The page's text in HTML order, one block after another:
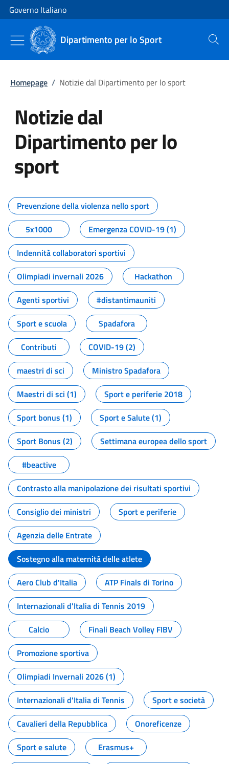
Vai al contenuto
Vai alla navigazione del sito
Governo Italiano
Dipartimento per lo Sport Cerca
Homepage / Notizie dal Dipartimento per lo sport
Notizie dal
Dipartimento per lo
sport
Tutti i contenuti della pagina
Prevenzione della violenza nello sport
5x1000
Emergenza COVID-19 (1)
Indennità collaboratori sportivi
Olimpiadi invernali 2026
Hackathon
Agenti sportivi
#distantimauniti
Sport e scuola
Spadafora
Contributi
COVID-19 (2)
maestri di sci
Ministro Spadafora
Maestri di sci (1)
Sport e periferie 2018
Sport bonus (1)
Sport e Salute (1)
Sport Bonus (2)
Settimana europea dello sport
#beactive
Contrasto alla manipolazione dei risultati sportivi
Consiglio dei ministri
Sport e periferie
Agenzia delle Entrate
Sostegno alla maternità delle atlete
Aero Club d'Italia
ATP Finals di Torino
Internazionali d'Italia di Tennis 2019
Calcio
Finali Beach Volley FIBV
Promozione sportiva
Olimpiadi Invernali 2026 (1)
Internazionali d'Italia di Tennis
Sport e società
Cavalieri della Repubblica
Onoreficenze
Sport e salute
Erasmus+